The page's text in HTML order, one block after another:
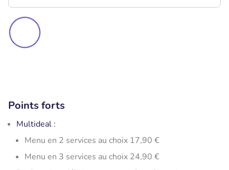
Points forts
Multideal :
Menu en 2 services au choix 17,90 €
Menu en 3 services au choix 24,90 €